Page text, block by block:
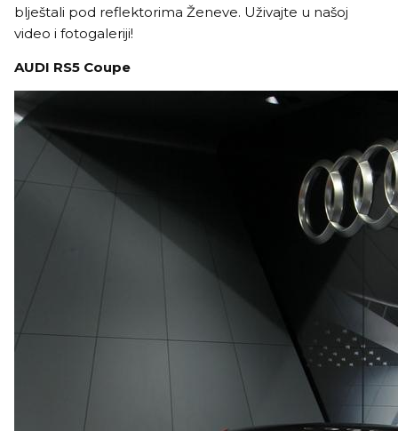
blještali pod reflektorima Ženeve. Uživajte u našoj
video i fotogaleriji!
AUDI RS5 Coupe